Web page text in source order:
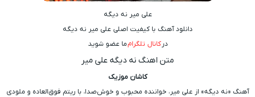
علی میر نه دیگه
دانلود آهنگ با کیفیت اصلی علی میر نه دیگه
در کانال تلگرامما عضو شوید
متن اهنگ نه دیگه علی میر
کاشان موزیک
آهنگ «نه دیگه» از علی میر، خواننده محبوب و خوش‌صدا، با ریتم فوق‌العاده و ملودی